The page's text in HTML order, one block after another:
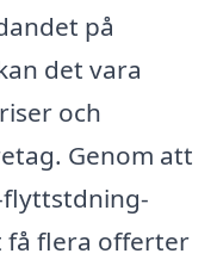
på
det vara
och
Genom att
flyttstdning-
få flera offerter